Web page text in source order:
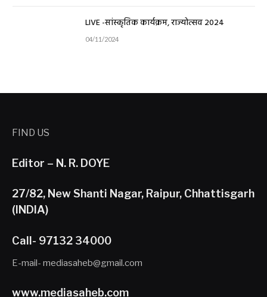
LIVE -सांस्कृतिक कार्यक्रम, राज्योत्सव 2024
04/11/2024
FIND US
Editor – N. R. DOYE
27/82, New Shanti Nagar, Raipur, Chhattisgarh
(INDIA)
Call- 97132 34000
E-mail- mediasaheb@gmail.com
www.mediasaheb.com